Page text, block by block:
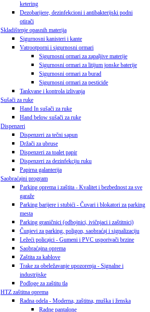
ketering
Dezobarijere, dezinfekcioni i antibakterijski podni
otirači
Skladištenje opasnih materija
Sigurnosni kanisteri i kante
Vatrootporni i sigurnosni ormari
Sigurnosni ormari za zapaljive materije
Sigurnosni ormari za litijum jonske baterije
Sigurnosni ormari za burad
Sigurnosni ormari za pesticide
Tankvane i kontrola izlivanja
Sušači za ruke
Hand In sušači za ruke
Hand below sušači za ruke
Dispenzeri
Dispenzeri za tečni sapun
Držači za ubruse
Dispenzeri za toalet papir
Dispenzeri za dezinfekciju ruku
Papirna galanterija
Saobraćajni program
Parking oprema i zaštita - Kvalitet i bezbednost za sve
garaže
Parking barijere i stubići - Čuvari i blokatori za parking
mesta
Parking graničnici (odbojnici, ivičnjaci i zaštitnici)
Čunjevi za parking, poligon, saobraćaj i signalizaciju
Ležeći policajci - Gumeni i PVC usporivači brzine
Saobraćajna oprema
Zaštita za kablove
Trake za obeležavanje upozorenja - Signalne i
industrijske
Podloge za zaštitu tla
HTZ zaštitna oprema
Radna odela - Moderna, zaštitna, muška i ženska
Radne pantalone